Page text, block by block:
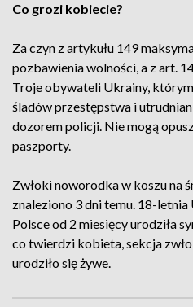
Co grozi kobiecie?
Za czyn z artykułu 149
pozbawienia wolności, a z art.
Troje obywateli Ukrainy,
śladów przestępstwa i
dozorem policji. Nie mogą
paszporty.
Zwłoki noworodka w koszu na
znaleziono 3 dni temu. 18-
Polsce od 2 miesięcy urodziła
co twierdzi kobieta, sekcja
urodziło się żywe.